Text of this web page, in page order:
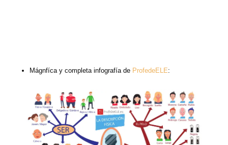
Mágnfíca y completa infografía de ProfedeELE: